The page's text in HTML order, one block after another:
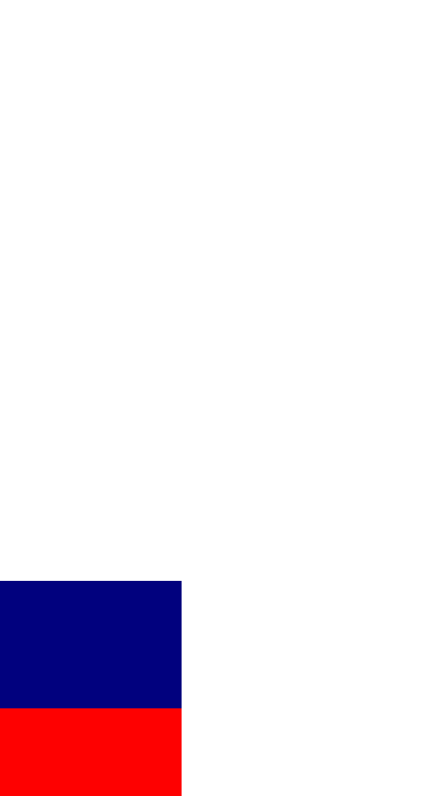
s našim kompletným produktovým portfóliom.​
všetkých svojich strediskách na Slovensku. Viac informácií nájdete na stránke
trh práce​ pre zaujímavé pozície na Slovensku.​